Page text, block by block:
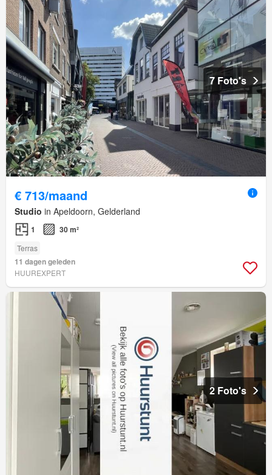
7 Foto's
€ 713/maand
Studio in Apeldoorn, Gelderland
1 30 m²
Terras
11 dagen geleden
HUUREXPERT
2 Foto's